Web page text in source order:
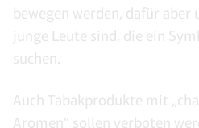
bewegen werden, dafür
junge Leute sind, die ein
suchen.
Auch Tabakprodukte mit
Aromen“ sollen verboten